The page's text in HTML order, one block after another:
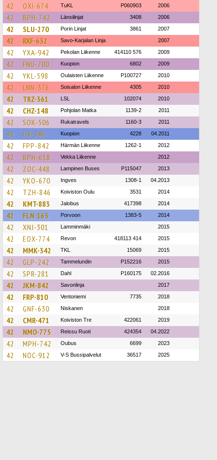
42 OXI-674 TuKL P060903 2006
42 BPH-742 Länsilinjat 3408 2006
42 SLU-270 Porin Linjat 3861 2007
42 RXF-632 Savo-Karjalan Linja 2007
42 YXA-942 Pekolan Liikenne 414110 576 2009
42 FNU-700 Kuopion 6802 2009
42 YKL-598 Oulaisten Liikenne P100727 2010
42 LNN-376 Soisalon Liikenne 4305 2010
42 TRZ-361 LSL 102074 2010
42 CHZ-148 Pohjolan Matka 1139-2 2011
42 SOK-506 Rukatravels 1160-3 2011
42 IJX-346 Kuopion 4228 04.2011
42 FPP-842 Härmän Liikenne 1262-1 2012
42 BPH-618 Vekka Liikenne 2012
42 ZOC-448 Lampinen Buses P115047 2013
42 YKO-670 Ingves 1308-1 04.2013
42 TZH-846 Koiviston Oulu 3531 2014
42 KMT-883 Jalobus 417398 2014
42 FLN-163 Porvoon 1383-5 2014
42 XNJ-301 Lamminmäki 2015
42 EOX-774 Revon 418113 414 2015
42 MMK-342 TKL 15069 2015
42 GLP-242 Tammelundin P152216 2015
42 SPR-281 Dahl P160175 02.2016
42 JKM-842 Savonlinja 2017
42 FRP-810 Ventoniemi 7735 2018
42 GNF-630 Niskanen 2018
42 CMR-471 Koiviston Tre 422061 2019
42 NMO-775 Reissu Ruoti 424354 04.2022
42 MPH-742 Oubus 6699 2023
42 NOC-912 V-S Bussipalvelut 36517 2025